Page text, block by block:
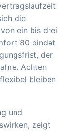
die
ein bis drei
80 bindet
der
Achten
bleiben
und
zeigt